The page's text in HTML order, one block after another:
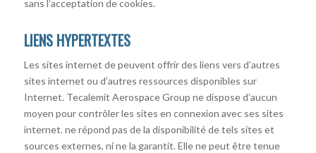
sans l’acceptation de cookies.
LIENS HYPERTEXTES
Les sites internet de peuvent offrir des liens vers d’autres
sites internet ou d’autres ressources disponibles sur
Internet. Tecalemit Aerospace Group ne dispose d’aucun
moyen pour contrôler les sites en connexion avec ses sites
internet. ne répond pas de la disponibilité de tels sites et
sources externes, ni ne la garantit. Elle ne peut être tenue